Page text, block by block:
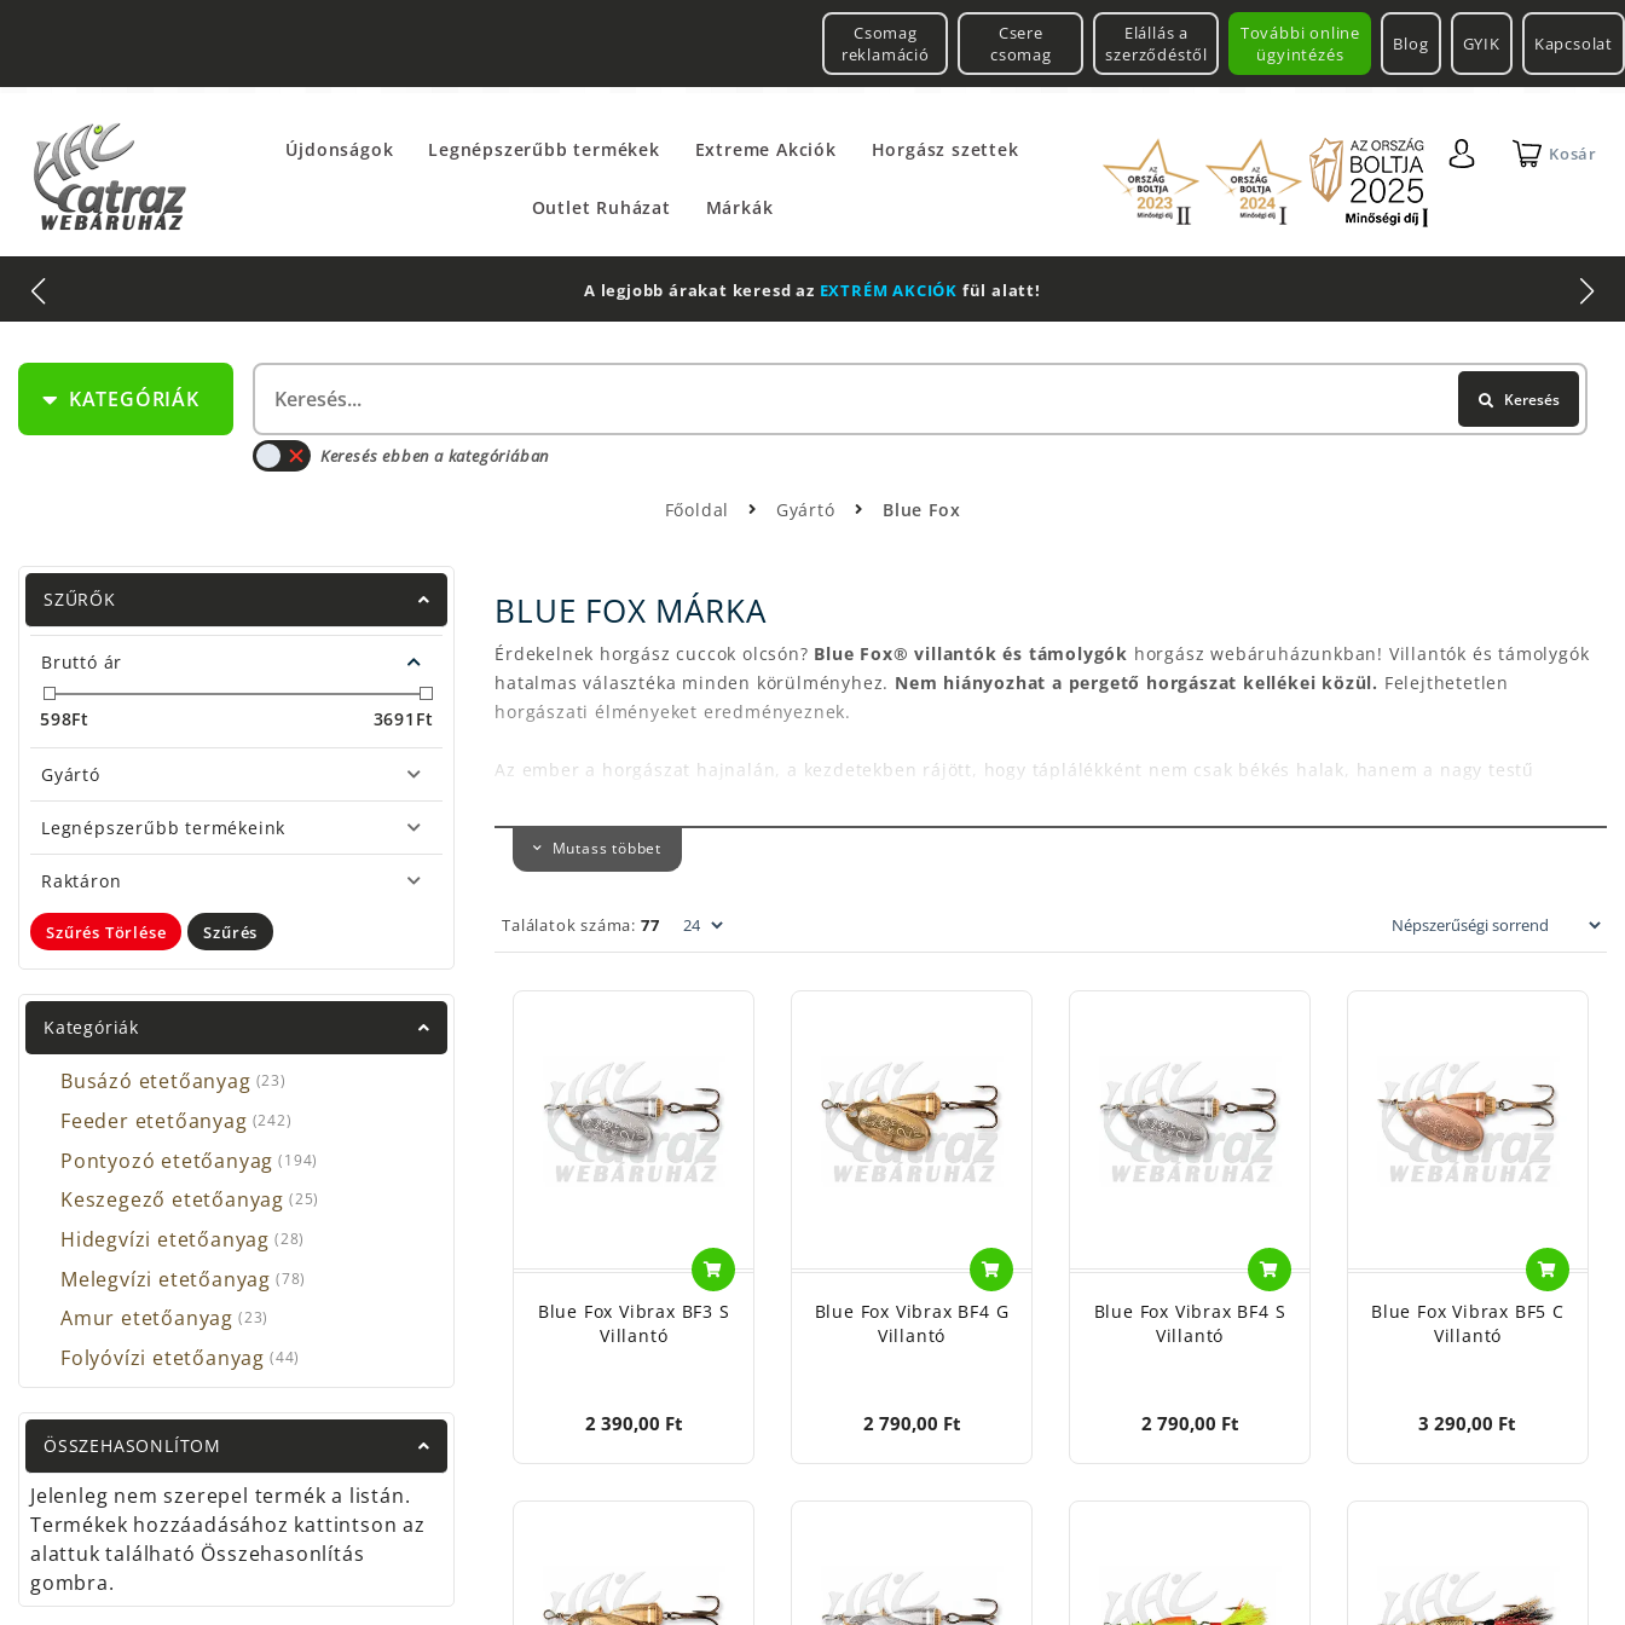
További online
ügyintézés
Csomag
reklamáció
Csere
csomag
Elállás a
szerződéstől
Blog GYIK Kapcsolat
Újdonságok Legnépszerűbb termékek Extreme Akciók Horgász szettek
Outlet Ruházat Márkák
Kosár
2 db Shimano Aero Technium +
KATEGÓRIÁK Keresés
Keresés ebben a kategóriában
Főoldal Gyártó Blue Fox
SZŰRŐK
Bruttó ár
598Ft Ft
3691
Gyártó
Legnépszerűbb termékeink
Raktáron
Szűrés Törlése Szűrés
Kategóriák
Busázó etetőanyag (23)
Feeder etetőanyag (242)
Pontyozó etetőanyag (194)
Keszegező etetőanyag (25)
Hidegvízi etetőanyag (28)
Melegvízi etetőanyag (78)
Amur etetőanyag (23)
Folyóvízi etetőanyag (44)
ÖSSZEHASONLÍTOM
Jelenleg nem szerepel termék a listán.
Termékek hozzáadásához kattintson az
alattuk található Összehasonlítás
gombra.
BLUE FOX MÁRKA
Érdekelnek horgász cuccok olcsón? Blue Fox® villantók és támolygók horgász webáruházunkban! Villantók és támolygók
hatalmas választéka minden körülményhez. Nem hiányozhat a pergető horgászat kellékei közül. Felejthetetlen
horgászati élményeket eredményeznek.
Az ember a horgászat hajnalán, a kezdetekben rájött, hogy táplálékként nem csak békés halak, hanem a nagy testű
Teljesen eltérő eszközökre és csalira volt szükség.A táplálékhal mozgását, menekülését kellett minél életszerűbben
leutánozni.A sérült, döglődő kishal vagy a menekülő zsákmány mozgása azonnal felkelti a ragadozó halak érdeklődését.
készített egy
. Még egy harcsázó szett is tartalmazhatja. A VMC® horgokkal és erős karikával készített csalik
Nagyon sok horgász webshop vagy online horgászbolt nem tart Blue Foxot! Vásároljon
kanalatpergető
felszereléséhez! Megbízható partner mindenki számára.
A feeder horgászat mellett a pergetés is érdekli? Az Atlanti-óceán partján horgászik? Sűrűn benőtt vad tavakon
próbálkozik? Hatalmas nyílt vizet húz? Vagy zuhogó folyókban keresi a halakat?A Blue Foxnak minden módszerhez van egy
Gondosan megalkotott alak, méret, kivitel és szín! Minden vízen eredményes.Akár egy harcsázó felszerelés része is
lehet. A Blue Fox horgász kellékek nem hagyják cserben!
Blue Fox Spinner Bait BFT38CW02NG
A speciális fejforma nagyon nagy sebességnél is stabilan tartja a spinnert. Mindkét villantólevél pörög a saját tengelye
körül süllyedő fázisban, pont ilyenkor hoz sok kapást a csali. A vékony, minőségi horog szárán csalirögzítő található, a
vezetését megállítva a kapocs az egyik száron felcsússzon és a csali összeakadjon.
Mutass többet
Találatok száma: 77
Blue Fox Vibrax BF3 S
Villantó
2 390,00 Ft
Blue Fox Vibrax BF4 G
Villantó
2 790,00 Ft
Blue Fox Vibrax BF4 S
Villantó
2 790,00 Ft
Blue Fox Vibrax BF5 C
Villantó
3 290,00 Ft